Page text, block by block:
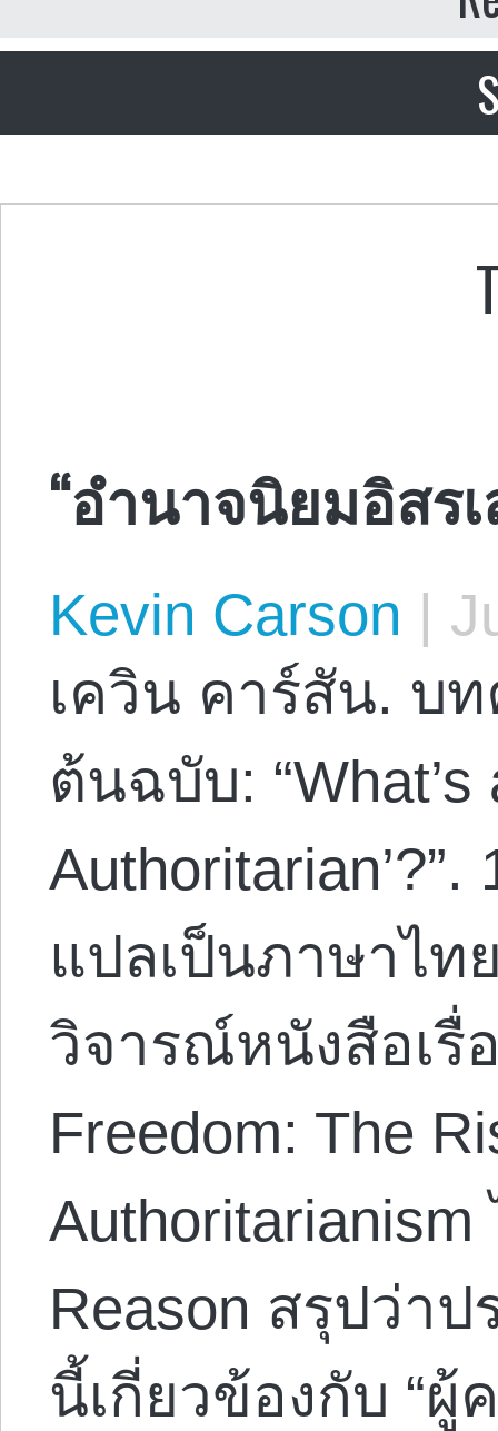
“อำนาจนิยมอิสร
Kevin Carson |
เควิน คาร์สัน. บ
ต้นฉบับ: “What’s
แปลเป็นภาษาไท
วิจารณ์หนังสือเรื่
Freedom: The
Reason สรุปว่า
นี้เกี่ยวข้องกับ “ผู้